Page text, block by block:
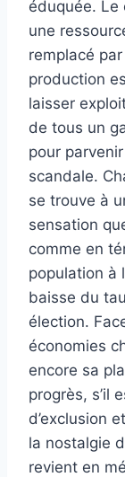
éduquée. Le
une
remplacé
production
laisser
de tous un
pour
scandale.
se trouve à
sensation
comme en
population à
baisse du
élection.
économies
encore sa
progrès, s’il
d’exclusion
la nostalgie
revient en